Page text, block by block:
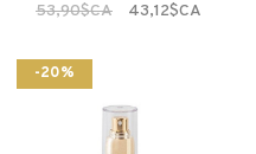
53,90$CA 43,12$CA
-20%